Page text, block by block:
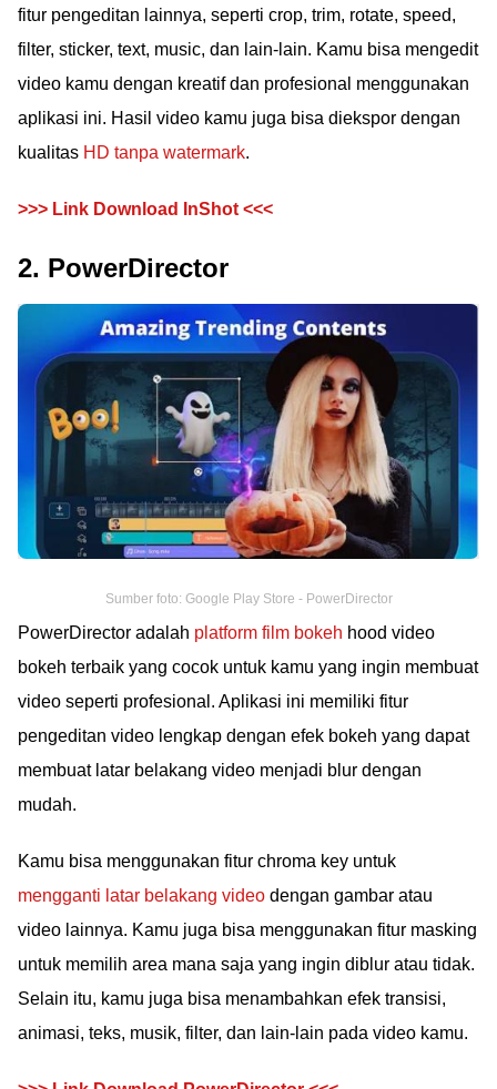
fitur pengeditan lainnya, seperti crop, trim, rotate, speed,
filter, sticker, text, music, dan lain-lain. Kamu bisa mengedit
video kamu dengan kreatif dan profesional menggunakan
aplikasi ini. Hasil video kamu juga bisa diekspor dengan
kualitas HD tanpa watermark.
>>> Link Download InShot <<<
2. PowerDirector
Sumber foto: Google Play Store - PowerDirector
PowerDirector adalah platform film bokeh hood video
bokeh terbaik yang cocok untuk kamu yang ingin membuat
video seperti profesional. Aplikasi ini memiliki fitur
pengeditan video lengkap dengan efek bokeh yang dapat
membuat latar belakang video menjadi blur dengan
mudah.
Kamu bisa menggunakan fitur chroma key untuk
mengganti latar belakang video dengan gambar atau
video lainnya. Kamu juga bisa menggunakan fitur masking
untuk memilih area mana saja yang ingin diblur atau tidak.
Selain itu, kamu juga bisa menambahkan efek transisi,
animasi, teks, musik, filter, dan lain-lain pada video kamu.